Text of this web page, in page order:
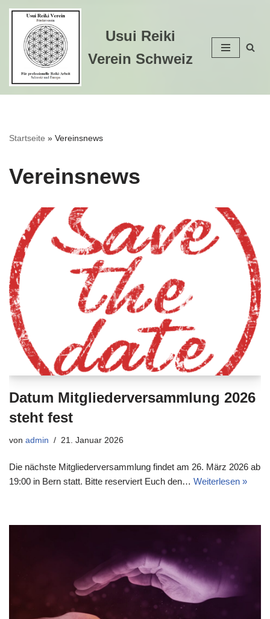
Zum
Inhalt
springen
Usui Reiki
Verein Schweiz
Startseite » Vereinsnews
Vereinsnews
Datum Mitgliederversammlung 2026
steht fest
von admin 21. Januar 2026
Die nächste Mitgliederversammlung findet am 26. März 2026 ab
19:00 in Bern statt. Bitte reserviert Euch den… Weiterlesen »